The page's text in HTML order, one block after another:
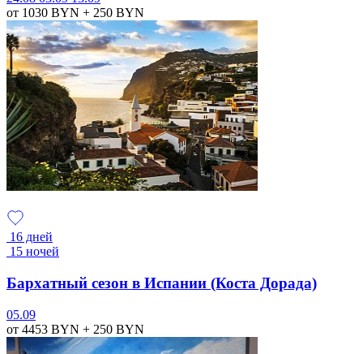
от 1030 BYN + 250 BYN
16 дней
15 ночей
Бархатный сезон в Испании (Коста Дорада)
05.09
от 4453 BYN + 250 BYN